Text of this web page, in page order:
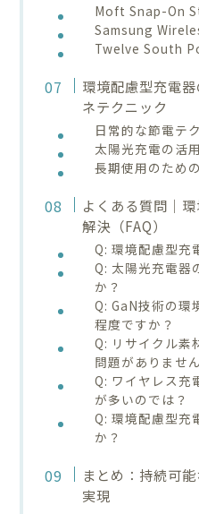
Moft Snap-On
Samsung
Twelve South
環境配慮型充電
ネテクニック
日常的な節電テ
太陽光充電の活
長期使用のため
よくある質問｜
解決（FAQ）
Q: 環境配慮型充
Q: 太陽光充電器
か？
Q: GaN技術の環
程度ですか？
Q: リサイクル素
問題がありませ
Q: ワイヤレス充
が多いのでは？
Q: 環境配慮型充
か？
まとめ：持続可
実現